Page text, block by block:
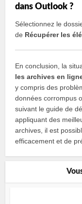
dans Outlook ?
Sélectionnez le
de Récupérer les
En conclusion, la
les archives en
y compris des
données corrompus
suivant le guide de
appliquant des
archives, il est
efficacement et de